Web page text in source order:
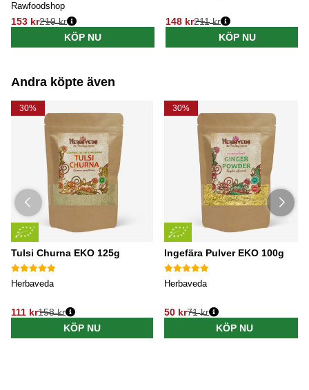
Rawfoodshop
153 kr
Ordinarie pris:
219 kr
KÖP NU
148 kr
Ordinarie pris:
211 kr
KÖP NU
Andra köpte även
30%
Tulsi Churna EKO 125g
Herbaveda
111 kr158 kr
KÖP NU
30%
Ingefära Pulver EKO 100g
Herbaveda
50 kr71 kr
KÖP NU